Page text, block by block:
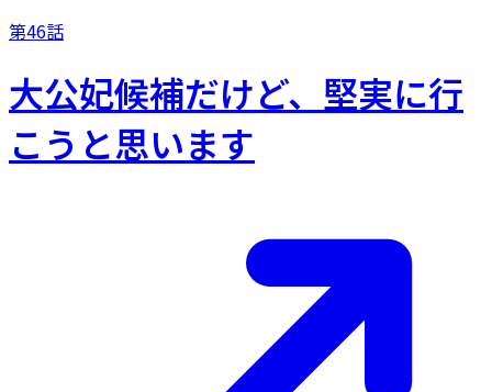
第46話
大公妃候補だけど、堅実に行
こうと思います